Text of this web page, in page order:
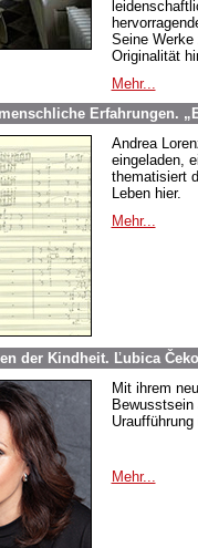
Seine Werke
Originalität
Mehr...
Erfahrungen.
Andrea
eingeladen,
thematisiert
Leben hier.
Mehr...
der Kindheit. Ľubica
Mit ihrem
Mehr...